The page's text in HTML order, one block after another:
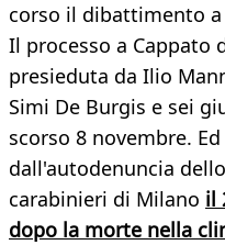
corso il dibattimento a
Il processo a Cappato
presieduta da Ilio
Simi De Burgis e sei
scorso 8 novembre.
dall'autodenuncia
carabinieri di Milano il
dopo la morte nella